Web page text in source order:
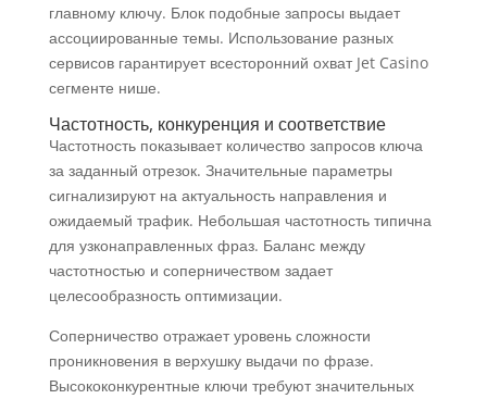
главному ключу. Блок подобные запросы выдает
ассоциированные темы. Использование разных
сервисов гарантирует всесторонний охват Jet Casino
сегменте нише.
Частотность, конкуренция и соответствие
Частотность показывает количество запросов ключа
за заданный отрезок. Значительные параметры
сигнализируют на актуальность направления и
ожидаемый трафик. Небольшая частотность типична
для узконаправленных фраз. Баланс между
частотностью и соперничеством задает
целесообразность оптимизации.
Соперничество отражает уровень сложности
проникновения в верхушку выдачи по фразе.
Высококонкурентные ключи требуют значительных